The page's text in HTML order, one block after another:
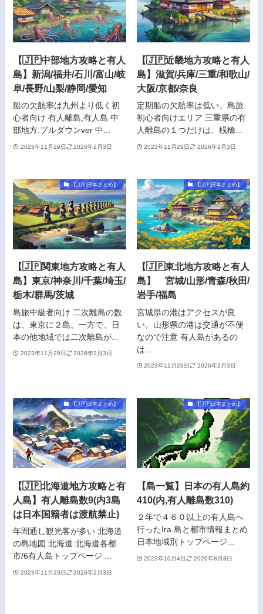
【🇯🇵中部地方攻略と有人
島】新潟/福井/石川/富山/岐
阜/長野/山梨/静岡/愛知
船の欠航率は九州より低く初
心者向け 有人離島,有人島 中
部地方:プルダウンver 中...
2023年11月29日 2026年2月3日
【🇯🇵近畿地方攻略と有人
島】滋賀/兵庫/三重/和歌山/
大阪/京都/奈良
定期船の欠航率は低い。島旅
初心者向けエリア 三重県の有
人離島の１つだけは、桟橋...
2023年11月29日 2026年2月3日
【🇯🇵日本まとめ】
【🇯🇵関東地方攻略と有人
島】東京/神奈川/千葉/埼玉/
栃木/群馬/茨城
島旅中級者向け 二次離島の数
は、東京に２島。一方で、日
本の他地域では二次離島が...
2023年11月29日 2026年2月3日
【🇯🇵日本まとめ】
【🇯🇵東北地方攻略と有人
島】 宮城/山形/青森/秋田/
岩手/福島
宮城県の港はアクセスが良
い。山形県の港は交通が不便
なので注意 有人島があるの
は...
2023年11月29日 2026年2月3日
【🇯🇵日本まとめ】
【🇯🇵北海道地方攻略と有
人島】有人離島数9(内3島
は日本国籍者は渡航禁止)
年間通し観光客が多い 北海道
の島地図 北海道 北海道各都
市/6有人島トップページ ...
2023年11月29日 2026年2月3日
【🇯🇵日本まとめ】
【島一覧】日本の有人島約
410(内,有人離島数310)
２年で４６０以上の有人島へ
行ったIra.島と都市情報まとめ
日本地域別トップページ...
2023年10月4日 2026年8月8日